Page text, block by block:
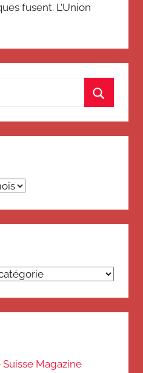
fusent. L’Union
Magazine